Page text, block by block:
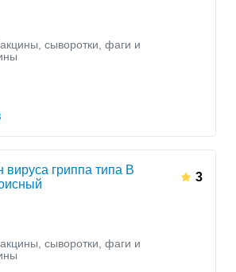
сыворотки, фаги и
вируса гриппа типа В
3
сыворотки, фаги и